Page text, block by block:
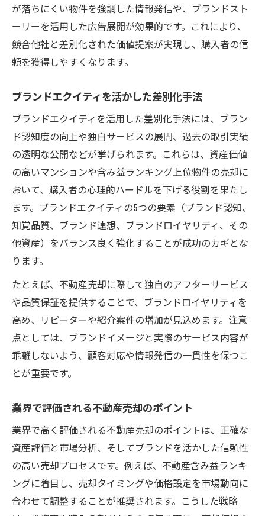
が落ちにくい物件を強調した情報発信や、ブランドスト
ーリーを活用した広告展開が効果的です。これにより、
競合他社と差別化された価値提案が実現し、購入者の信
頼を獲得しやすくなります。
ブランドエクイティを活かした差別化手法
ブランドエクイティを活用した差別化手法には、ブラン
ド認知度の向上や独自サービスの展開、過去の取引実績
の透明な公開などが挙げられます。これらは、資産価値
の高いマンションや含み益ランキング上位物件の売却に
おいて、購入者の心理的ハードルを下げる役割を果たし
ます。ブランドエクイティの5つの要素（ブランド認知、
知覚品質、ブランド連想、ブランドロイヤリティ、その
他資産）をバランス良く強化することが成功のカギとな
ります。
たとえば、不動産売却に際して独自のアフターサービス
や品質保証を提供することで、ブランドロイヤリティを
高め、リピーターや紹介案件の増加が見込めます。注意
点としては、ブランドイメージと実際のサービス内容が
乖離しないよう、顧客対応や情報発信の一貫性を保つこ
とが重要です。
業界で評価される不動産売却のポイント
業界で高く評価される不動産売却のポイントは、正確な
資産評価と市場分析、そしてブランドを活かした信頼性
の高い売却プロセスです。例えば、不動産含み益ランキ
ングに着目し、売却タイミングや価格設定を市場動向に
合わせて調整することが推奨されます。こうした戦略